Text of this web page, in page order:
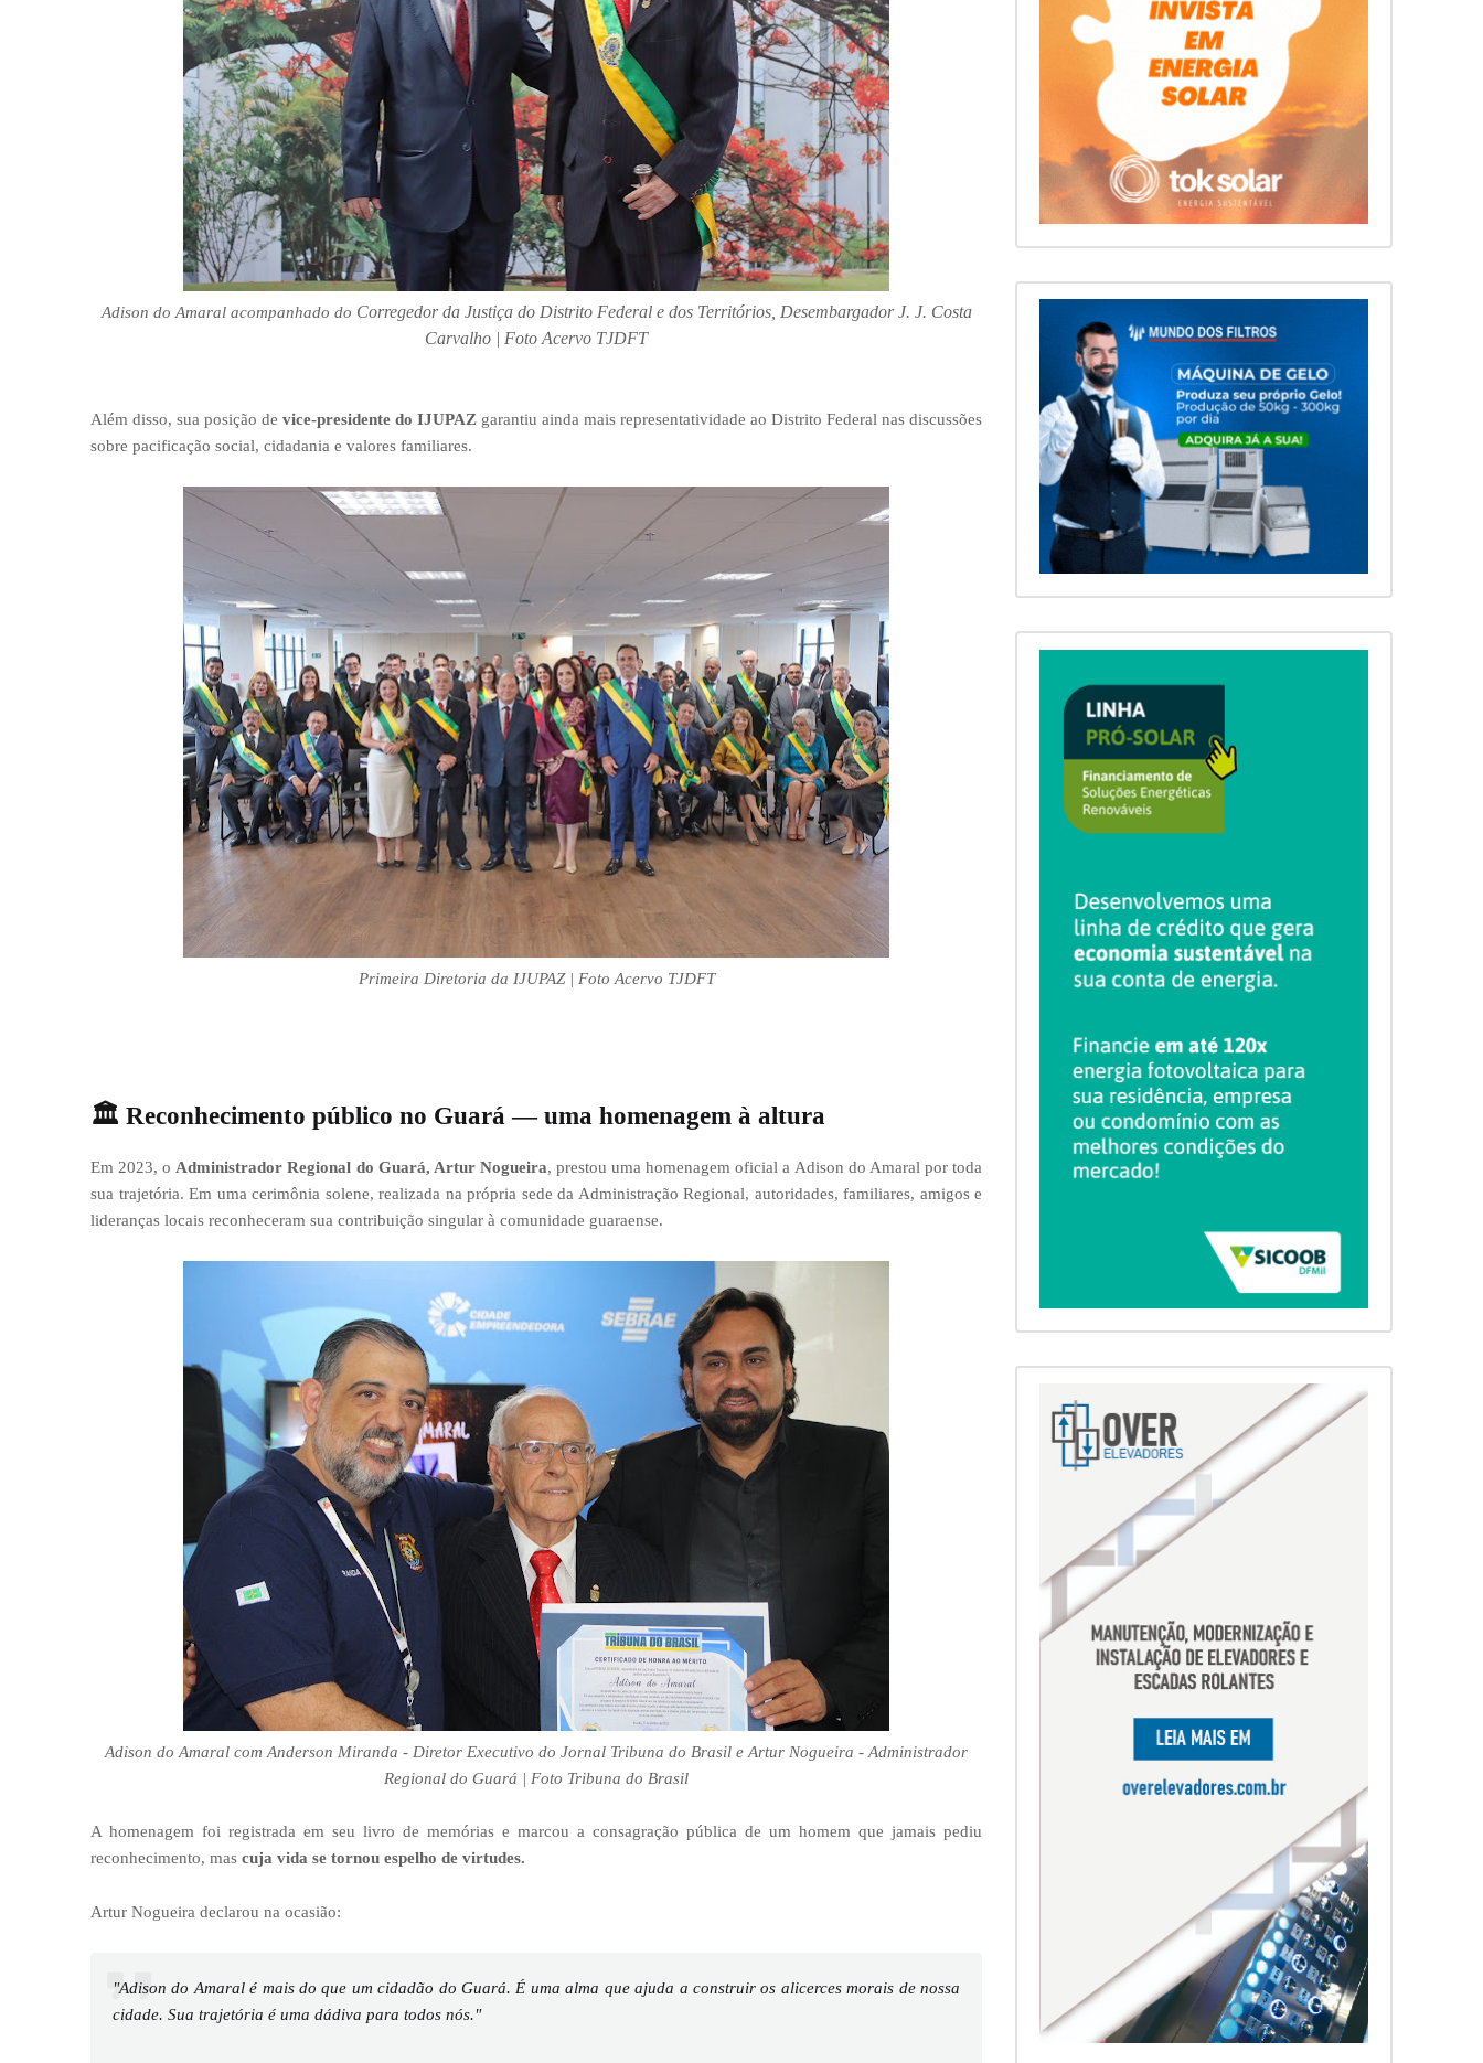
Adison do Amaral acompanhado do Corregedor da Justiça do Distrito Federal e dos Territórios, Desembargador J. J. Costa
Carvalho | Foto Acervo TJDFT
Além disso, sua posição de vice-presidente do IJUPAZ garantiu ainda mais representatividade ao Distrito Federal nas discussões
sobre pacificação social, cidadania e valores familiares.
Primeira Diretoria da IJUPAZ | Foto Acervo TJDFT
🏛️ Reconhecimento público no Guará — uma homenagem à altura
Em 2023, o Administrador Regional do Guará, Artur Nogueira, prestou uma homenagem oficial a Adison do Amaral por toda
sua trajetória. Em uma cerimônia solene, realizada na própria sede da Administração Regional, autoridades, familiares, amigos e
lideranças locais reconheceram sua contribuição singular à comunidade guaraense.
Adison do Amaral com Anderson Miranda - Diretor Executivo do Jornal Tribuna do Brasil e Artur Nogueira - Administrador
Regional do Guará | Foto Tribuna do Brasil
A homenagem foi registrada em seu livro de memórias e marcou a consagração pública de um homem que jamais pediu
reconhecimento, mas cuja vida se tornou espelho de virtudes.
Artur Nogueira declarou na ocasião:
"Adison do Amaral é mais do que um cidadão do Guará. É uma alma que ajuda a construir os alicerces morais de nossa
cidade. Sua trajetória é uma dádiva para todos nós."